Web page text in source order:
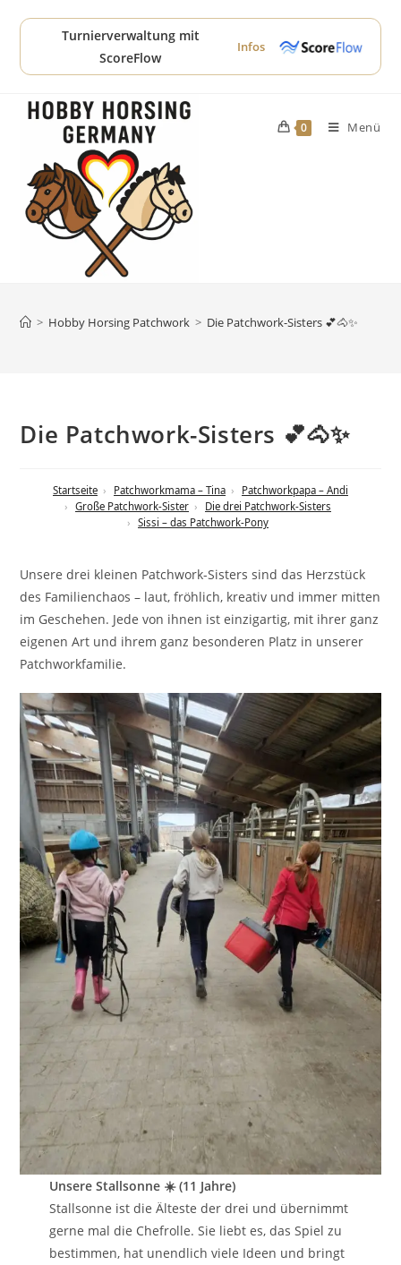
Inhalt
Turnierverwaltung mit
ScoreFlow
Infos
0 Menü
> Hobby Horsing Patchwork > Die Patchwork-Sisters 💕🐴✨
Die Patchwork-Sisters 💕🐴✨
Startseite Patchworkmama – Tina
Patchworkpapa – Andi
Große Patchwork-Sister
Die drei Patchwork-Sisters
Sissi – das Patchwork-Pony
Unsere drei kleinen Patchwork-Sisters sind das Herzstück
des Familienchaos – laut, fröhlich, kreativ und immer mitten
im Geschehen. Jede von ihnen ist einzigartig, mit ihrer ganz
eigenen Art und ihrem ganz besonderen Platz in unserer
Patchworkfamilie.
Unsere Stallsonne ☀️ (11 Jahre)
Stallsonne ist die Älteste der drei und übernimmt
gerne mal die Chefrolle. Sie liebt es, das Spiel zu
bestimmen, hat unendlich viele Ideen und bringt